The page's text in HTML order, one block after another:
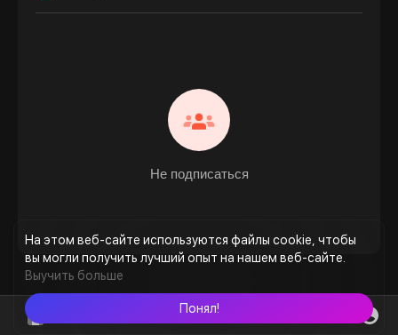
На этом веб-сайте используются файлы cookie, чтобы
вы могли получить лучший опыт на нашем веб-сайте.
Выучить больше
Понял!
Не подписаться